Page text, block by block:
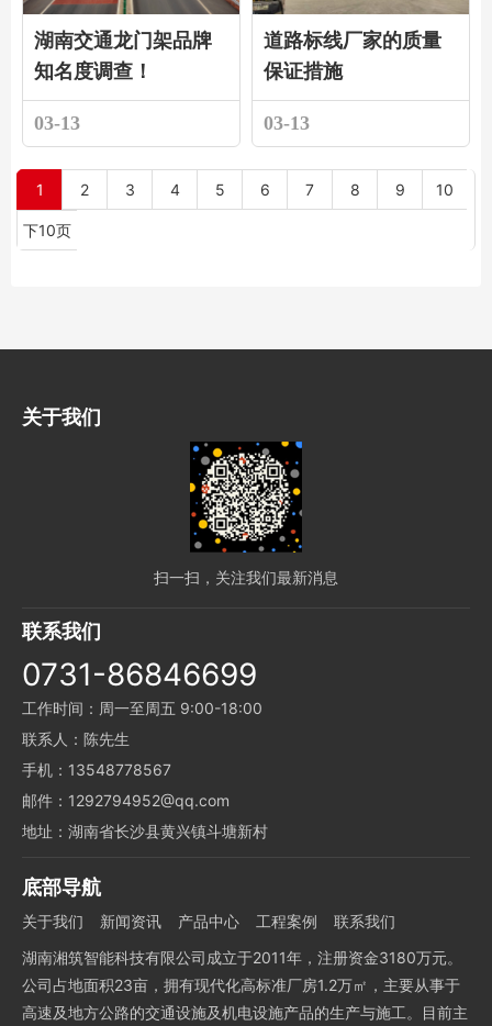
湖南交通龙门架品牌
知名度调查！
03-13
道路标线厂家的质量
保证措施
03-13
1 2 3 4 5 6 7 8 9 10
下10页
关于我们
扫一扫，关注我们最新消息
联系我们
0731-86846699
工作时间：周一至周五 9:00-18:00
联系人：陈先生
手机：13548778567
邮件：1292794952@qq.com
地址：湖南省长沙县黄兴镇斗塘新村
底部导航
关于我们 新闻资讯 产品中心 工程案例
联系我们
湖南湘筑智能科技有限公司成立于2011年，注册资金3180万元。
公司占地面积23亩，拥有现代化高标准厂房1.2万㎡，主要从事于
高速及地方公路的交通设施及机电设施产品的生产与施工。目前主